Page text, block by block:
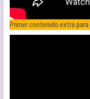
Primer contenido extra para